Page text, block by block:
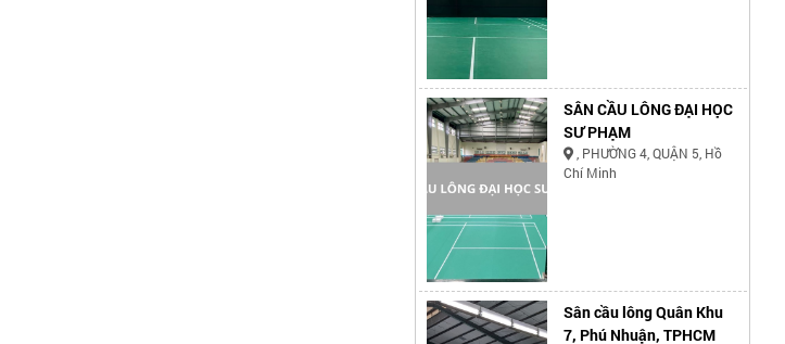
SÂN CẦU LÔNG ĐẠI HỌC
SƯ PHẠM
, PHƯỜNG 4, QUẬN 5, Hồ
Chí Minh
Sân cầu lông Quân Khu
7, Phú Nhuận, TPHCM